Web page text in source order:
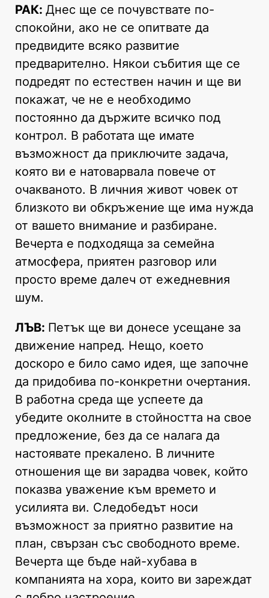
РАК: Днес ще се почувствате по-
спокойни, ако не се опитвате да
предвидите всяко развитие
предварително. Някои събития ще се
подредят по естествен начин и ще ви
покажат, че не е необходимо
постоянно да държите всичко под
контрол. В работата ще имате
възможност да приключите задача,
която ви е натоварвала повече от
очакваното. В личния живот човек от
близкото ви обкръжение ще има нужда
от вашето внимание и разбиране.
Вечерта е подходяща за семейна
атмосфера, приятен разговор или
просто време далеч от ежедневния
шум.
ЛЪВ: Петък ще ви донесе усещане за
движение напред. Нещо, което
доскоро е било само идея, ще започне
да придобива по-конкретни очертания.
В работна среда ще успеете да
убедите околните в стойността на свое
предложение, без да се налага да
настоявате прекалено. В личните
отношения ще ви зарадва човек, който
показва уважение към времето и
усилията ви. Следобедът носи
възможност за приятно развитие на
план, свързан със свободното време.
Вечерта ще бъде най-хубава в
компанията на хора, които ви зареждат